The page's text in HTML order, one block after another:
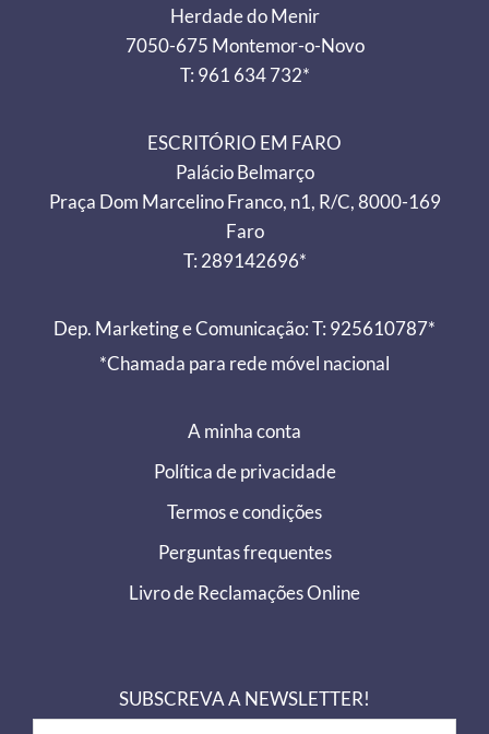
Herdade do Menir
7050-675 Montemor-o-Novo
T: 961 634 732*
ESCRITÓRIO EM FARO
Palácio Belmarço
Praça Dom Marcelino Franco, n1, R/C, 8000-169
Faro
T: 289142696*
Dep. Marketing e Comunicação: T: 925610787*
*Chamada para rede móvel nacional
A minha conta
Política de privacidade
Termos e condições
Perguntas frequentes
Livro de Reclamações Online
SUBSCREVA A NEWSLETTER!